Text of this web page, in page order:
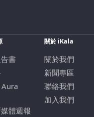
書
體週報
關於 iKala
關於我們
新聞專區
聯絡我們
加入我們